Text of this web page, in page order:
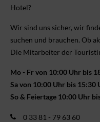
Hotel?
Wir sind uns sicher, wir
suchen und brauchen. Ob
Die Mitarbeiter der
Mo - Fr von 10:00 Uhr bis
Sa von 10:00 Uhr bis 15:30
So & Feiertage 10:00 Uhr
0 33 81 - 79 63 60